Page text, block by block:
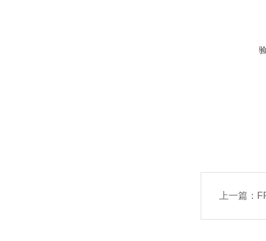
上一篇：